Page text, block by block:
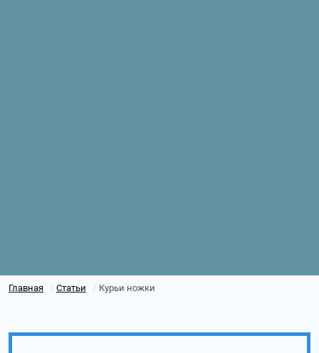
Главная / Статьи / Курьи ножки